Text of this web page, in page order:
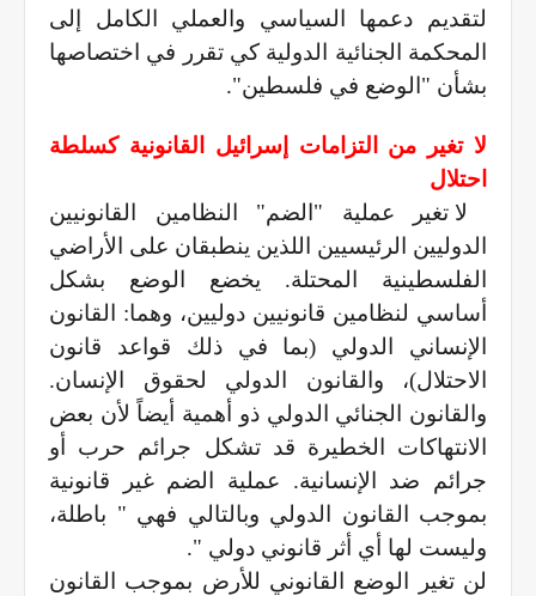
لتقديم دعمها السياسي والعملي الكامل إلى
المحكمة الجنائية الدولية كي تقرر في اختصاصها
بشأن "الوضع في فلسطين".
لا تغير من التزامات إسرائيل القانونية كسلطة
احتلال
لا تغير عملية "الضم" النظامين القانونيين
الدوليين الرئيسيين اللذين ينطبقان على الأراضي
الفلسطينية المحتلة. يخضع الوضع بشكل
أساسي لنظامين قانونيين دوليين، وهما: القانون
الإنساني الدولي (بما في ذلك قواعد قانون
الاحتلال)، والقانون الدولي لحقوق الإنسان.
والقانون الجنائي الدولي ذو أهمية أيضاً لأن بعض
الانتهاكات الخطيرة قد تشكل جرائم حرب أو
جرائم ضد الإنسانية. عملية الضم غير قانونية
بموجب القانون الدولي وبالتالي فهي " باطلة،
وليست لها أي أثر قانوني دولي ".
لن تغير الوضع القانوني للأرض بموجب القانون